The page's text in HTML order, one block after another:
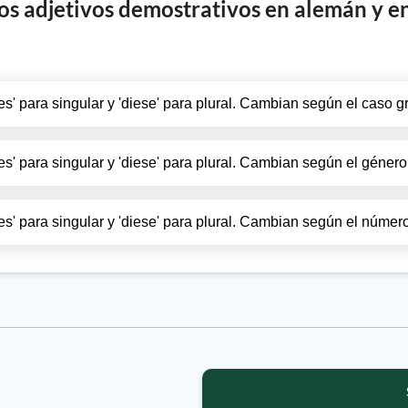
adjetivos demostrativos en alemán y
para singular y 'diese' para plural. Cambian según el caso
para singular y 'diese' para plural. Cambian según el
para singular y 'diese' para plural. Cambian según el